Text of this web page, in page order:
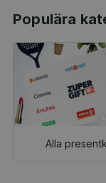
Populära
Alla